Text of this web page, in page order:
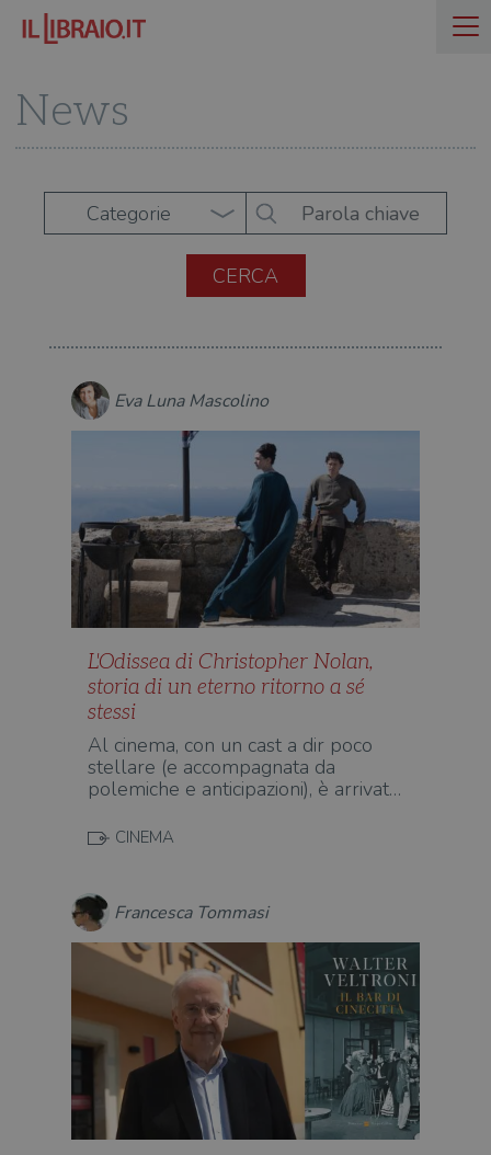
News
Categorie
Eva Luna Mascolino
L'Odissea di Christopher Nolan,
storia di un eterno ritorno a sé
stessi
Al cinema, con un cast a dir poco
stellare (e accompagnata da
polemiche e anticipazioni), è arrivat…
CINEMA
Francesca Tommasi